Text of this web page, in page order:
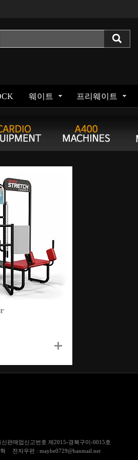
웨이트 프리웨이트
기
설
명
신판매업신고번호 제2015-경북구미-0015호
전자우편 : maybe0729@hanmail.net